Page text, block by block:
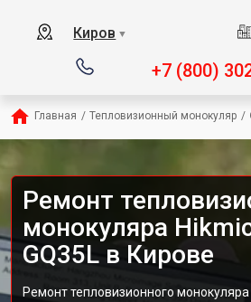
Киров ▼
+7 (800)
Главная / Тепловизионный монокуляр /
Ремонт
монокуляра
GQ35L в Кирове
Ремонт тепловизионного